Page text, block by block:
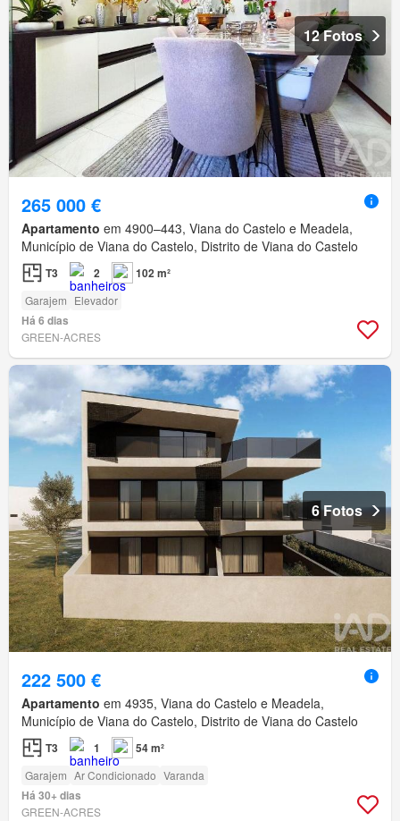
12 Fotos
265 000 €
Apartamento em 4900–443, Viana do Castelo e Meadela,
Município de Viana do Castelo, Distrito de Viana do Castelo
T3 2 102 m²
Garajem Elevador
Há 6 dias
GREEN-ACRES
6 Fotos
222 500 €
Apartamento em 4935, Viana do Castelo e Meadela,
Município de Viana do Castelo, Distrito de Viana do Castelo
T3 1 54 m²
Garajem Ar Condicionado Varanda
Há 30+ dias
GREEN-ACRES